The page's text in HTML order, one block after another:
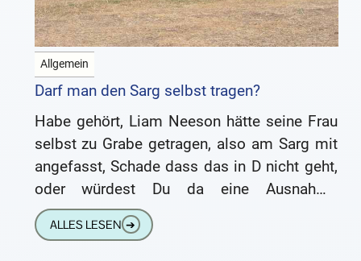
Allgemein
Darf man den Sarg selbst tragen?
Habe gehört, Liam Neeson hätte seine Frau
selbst zu Grabe getragen, also am Sarg mit
angefasst, Schade dass das in D nicht geht,
oder würdest Du da eine Ausnahme
machen?
ALLES LESEN ➔